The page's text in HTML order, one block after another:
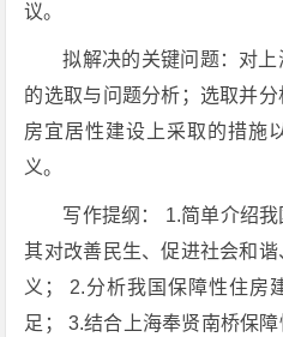
议。
拟解决的关键问题：对
的选取与问题分析；选取并
房宜居性建设上采取的措施
义。
写作提纲： 1.简单介绍
其对改善民生、促进社会和
义； 2.分析我国保障性住房
足； 3.结合上海奉贤南桥保